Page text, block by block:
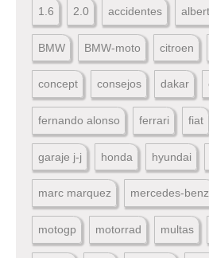
1.6 2.0 accidentes
BMW BMW-moto citroen
concept consejos dakar
fernando alonso ferrari fiat
garaje j-j honda hyundai
marc marquez mercedes-benz
motogp motorrad multas